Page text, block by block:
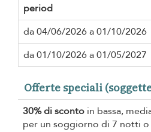
period
da 04/06/2026 a 01/10/2026
da 01/10/2026 a 01/05/2027
Offerte speciali
30% di sconto in bassa,
per un soggiorno di 7 notti o